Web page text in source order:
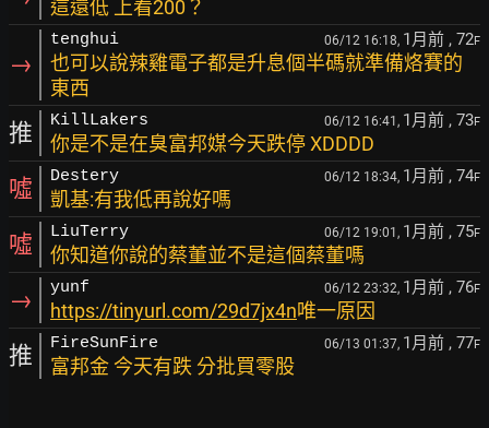
這還低 上看200？
→
tenghui 06/12 16:18, 1月前 , 72F
也可以說辣雞電子都是升息個半碼就準備烙賽的
東西
推 KillLakers 06/12 16:41, 1月前 , 73F
你是不是在臭富邦媒今天跌停 XDDDD
噓 Destery 06/12 18:34, 1月前 , 74F
凱基:有我低再說好嗎
噓 LiuTerry 06/12 19:01, 1月前 , 75F
你知道你說的蔡董並不是這個蔡董嗎
→ yunf 06/12 23:32, 1月前 , 76F
https://tinyurl.com/29d7jx4n唯一原因
推 FireSunFire 06/13 01:37, 1月前 , 77F
富邦金 今天有跌 分批買零股